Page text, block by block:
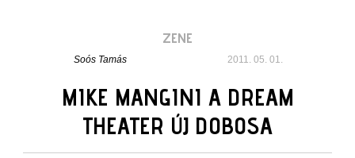
ZENE
Soós Tamás 2011. 05. 01.
MIKE MANGINI A DREAM
THEATER ÚJ DOBOSA